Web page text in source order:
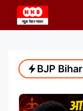
content
BJP Bihar